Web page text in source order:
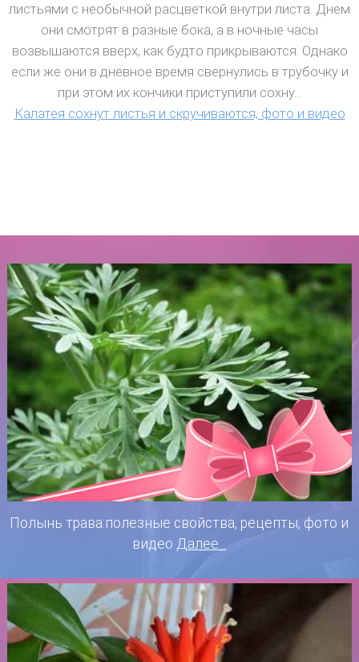
листьями с необычной расцветкой внутри листа. Днем
они смотрят в разные бока, а в ночные часы
возвышаются вверх, как будто прикрываются. Однако
если же они в дневное время свернулись в трубочку и
при этом их кончики приступили сохну...
Калатея сохнут листья и скручиваются, фото и видео
Полынь трава:полезные свойства, рецепты, фото и
видео Далее...